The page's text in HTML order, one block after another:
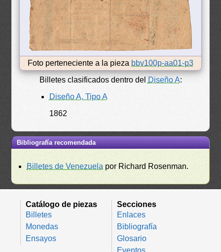
Foto perteneciente a la pieza bbv100p-aa01-p3
Billetes clasificados dentro del Diseño A:
Diseño A, Tipo A
1862
Bibliografía recomendada
Billetes de Venezuela por Richard Rosenman.
Catálogo de piezas
Billetes
Monedas
Ensayos
Secciones
Enlaces
Bibliografía
Glosario